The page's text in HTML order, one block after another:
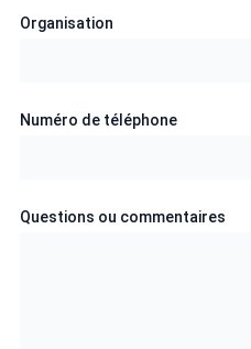
Organisation
Numéro de téléphone
Questions ou commentaires